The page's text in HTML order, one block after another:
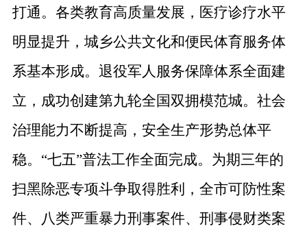
打通。各类教育高质量发展，医疗诊疗水平
明显提升，城乡公共文化和便民体育服务体
系基本形成。退役军人服务保障体系全面建
立，成功创建第九轮全国双拥模范城。社会
治理能力不断提高，安全生产形势总体平
稳。 “七五”普法工作全面完成。为期三年的
扫黑除恶专项斗争取得胜利，全市可防性案
件、八类严重暴力刑事案件、刑事侵财类案